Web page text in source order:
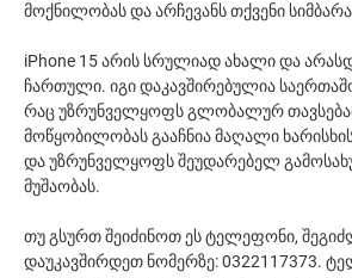
მოქნილობას და არჩევანს თქვენი
iPhone 15 არის სრულიად ახალი და
ჩართული. იგი დაკავშირებულია
რაც უზრუნველყოფს გლობალურ
მოწყობილობას გააჩნია მაღალი
და უზრუნველყოფს შეუდარებელ
მუშაობას.
თუ გსურთ შეიძინოთ ეს ტელეფონი,
დაუკავშირდეთ ნომერზე: 0322117373.